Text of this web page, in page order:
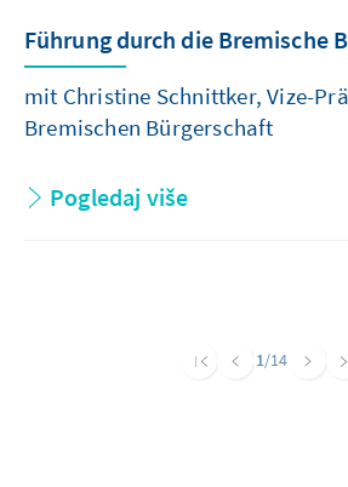
Führung durch die Bremische
mit Christine Schnittker, Vize-
Bremischen Bürgerschaft
Pogledaj više
1/14